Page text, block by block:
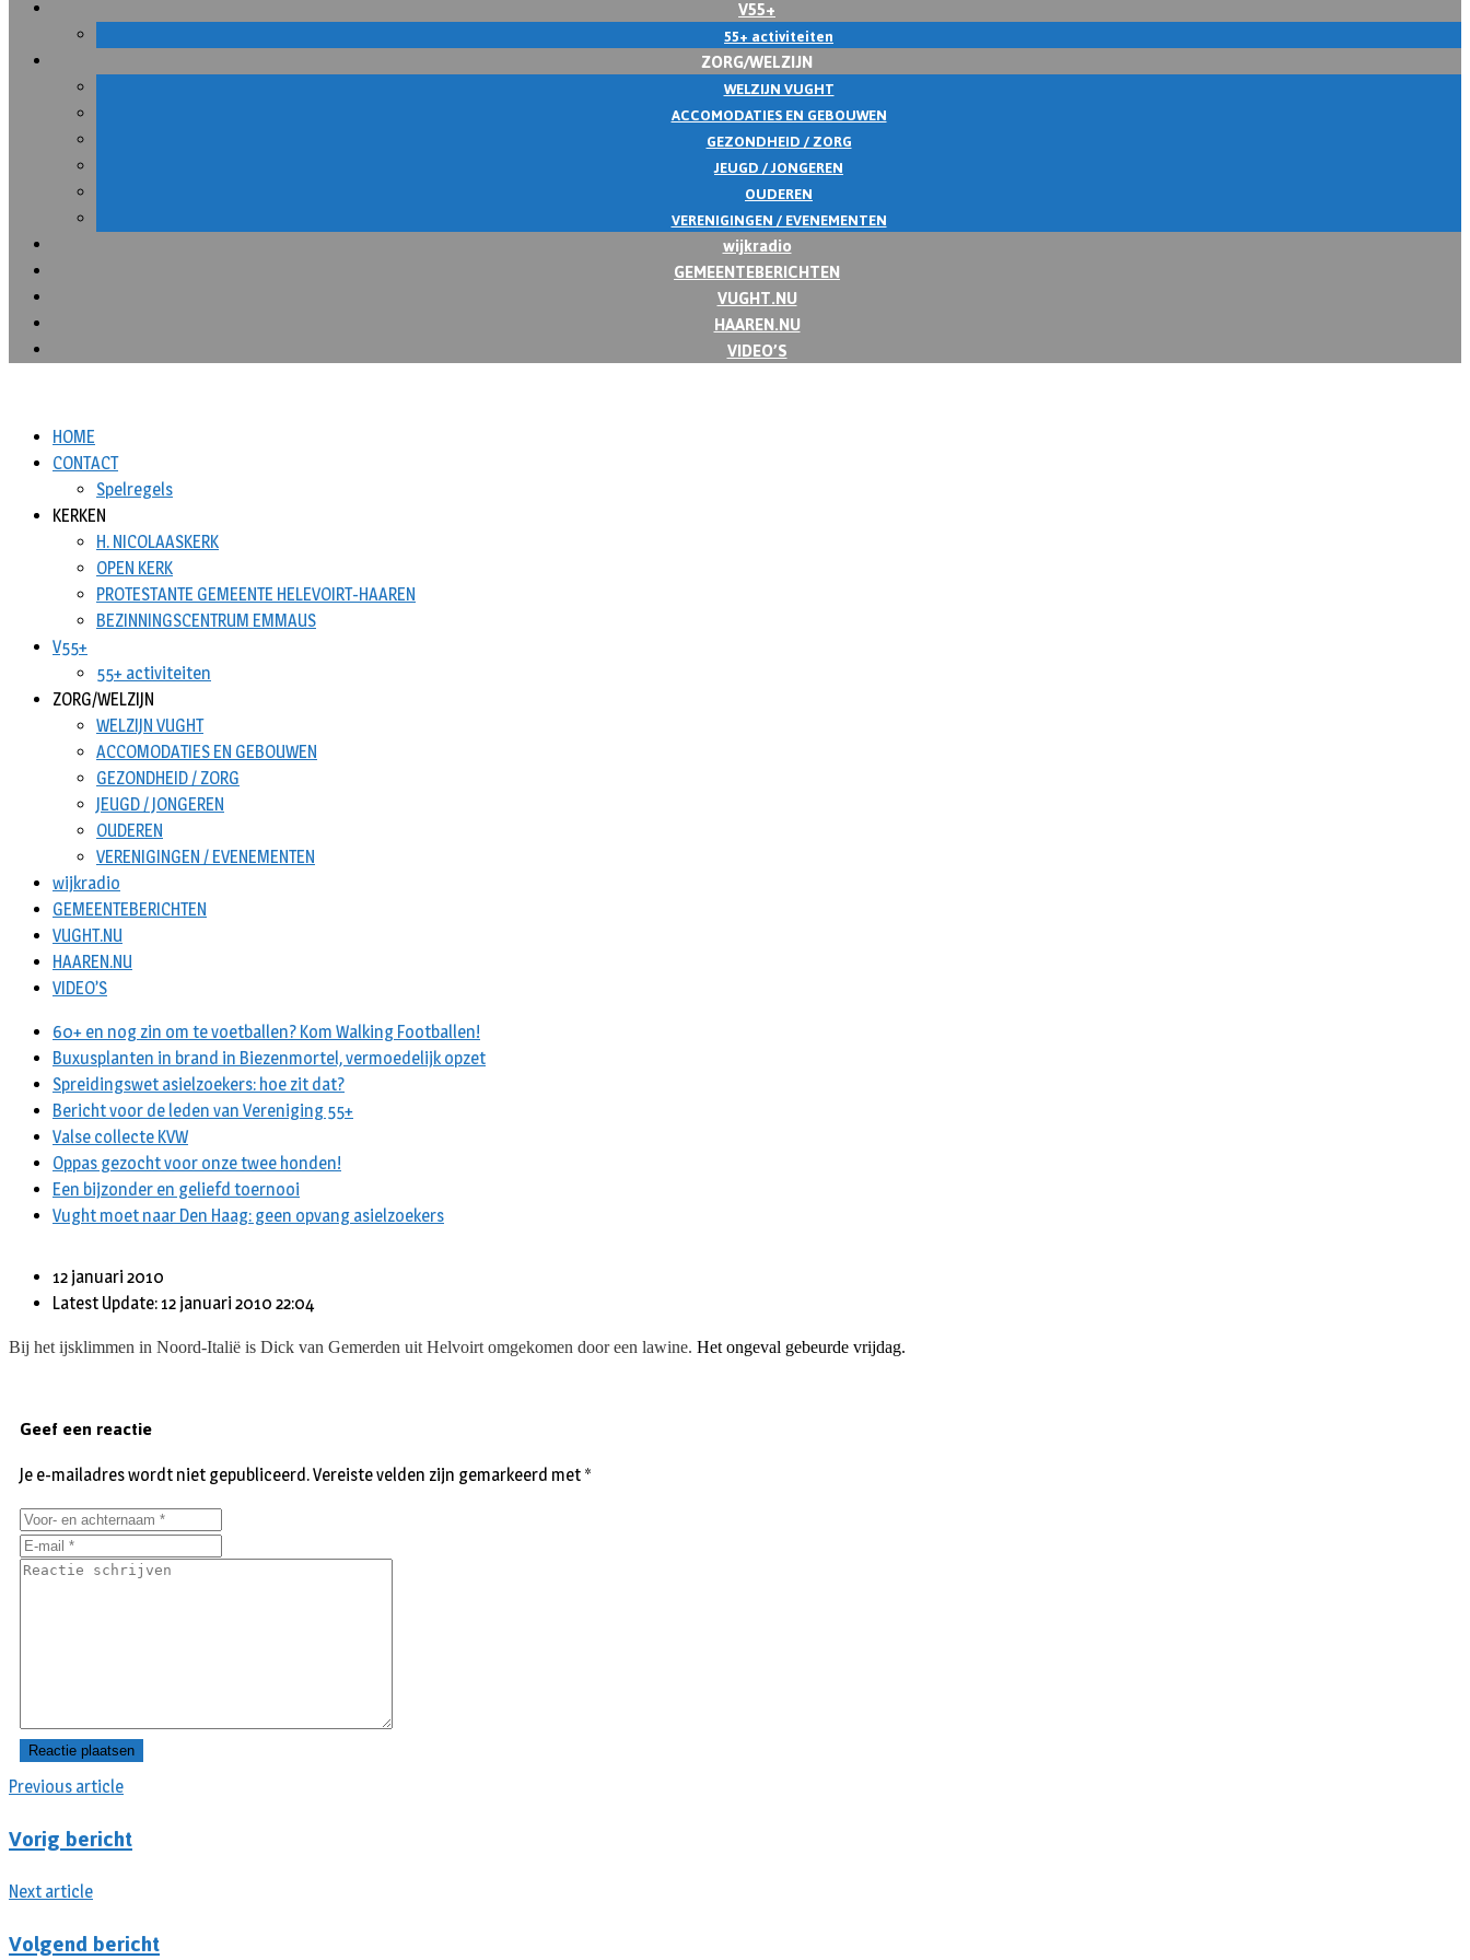
V55+
55+ activiteiten
ZORG/WELZIJN
WELZIJN VUGHT
ACCOMODATIES EN GEBOUWEN
GEZONDHEID / ZORG
JEUGD / JONGEREN
OUDEREN
VERENIGINGEN / EVENEMENTEN
wijkradio
GEMEENTEBERICHTEN
VUGHT.NU
HAAREN.NU
VIDEO’S
HOME
CONTACT
Spelregels
KERKEN
H. NICOLAASKERK
OPEN KERK
PROTESTANTE GEMEENTE HELEVOIRT-HAAREN
BEZINNINGSCENTRUM EMMAUS
V55+
55+ activiteiten
ZORG/WELZIJN
WELZIJN VUGHT
ACCOMODATIES EN GEBOUWEN
GEZONDHEID / ZORG
JEUGD / JONGEREN
OUDEREN
VERENIGINGEN / EVENEMENTEN
wijkradio
GEMEENTEBERICHTEN
VUGHT.NU
HAAREN.NU
VIDEO’S
60+ en nog zin om te voetballen? Kom Walking Footballen!
Buxusplanten in brand in Biezenmortel, vermoedelijk opzet
Spreidingswet asielzoekers: hoe zit dat?
Bericht voor de leden van Vereniging 55+
Valse collecte KVW
Oppas gezocht voor onze twee honden!
Een bijzonder en geliefd toernooi
Vught moet naar Den Haag: geen opvang asielzoekers
12 januari 2010
Latest Update: 12 januari 2010 22:04
Bij het ijsklimmen in Noord-Italië is Dick van Gemerden uit Helvoirt omgekomen door een lawine. Het ongeval gebeurde vrijdag.
Previous article
Vorig bericht
Next article
Volgend bericht
Geef een reactie
Je e-mailadres wordt niet gepubliceerd.Vereiste velden zijn gemarkeerd met *